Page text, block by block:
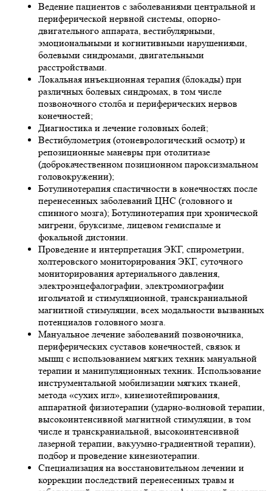
Ведение пациентов с заболеваниями центральной и
периферической нервной системы, опорно-
двигательного аппарата, вестибулярными,
эмоциональными и когнитивными нарушениями,
болевыми синдромами, двигательными
расстройствами.
Локальная инъекционная терапия (блокады) при
различных болевых синдромах, в том числе
позвоночного столба и периферических нервов
конечностей;
Диагностика и лечение головных болей;
Вестибулометрия (отоневрологический осмотр) и
репозиционные маневры при отолитиазе
(доброкачественном позиционном пароксизмальном
головокружении);
Ботулинотерапия спастичности в конечностях после
перенесенных заболеваний ЦНС (головного и
спинного мозга); Ботулинотерапия при хронической
мигрени, бруксизме, лицевом гемиспазме и
фокальной дистонии.
Проведение и интерпретация ЭКГ, спирометрии,
холтеровского мониторирования ЭКГ, суточного
мониторирования артериального давления,
электроэнцефалографии, электромиографии
игольчатой и стимуляционной, транскраниальной
магнитной стимуляции, всех модальности вызванных
потенциалов головного мозга.
Мануальное лечение заболеваний позвоночника,
периферических суставов конечностей, связок и
мышц с использованием мягких техник мануальной
терапии и манипуляционных техник. Использование
инструментальной мобилизации мягких тканей,
метода «сухих игл», кинезиотейпирования,
аппаратной физиотерапии (ударно-волновой терапии,
высокоинтенсивной магнитной стимуляции, в том
числе и транскраниальной, высокоинтенсивной
лазерной терапии, вакуумно-градиентной терапии),
подбор и проведение кинезиотерапии.
Специализация на восстановительном лечении и
коррекции последствий перенесенных травм и